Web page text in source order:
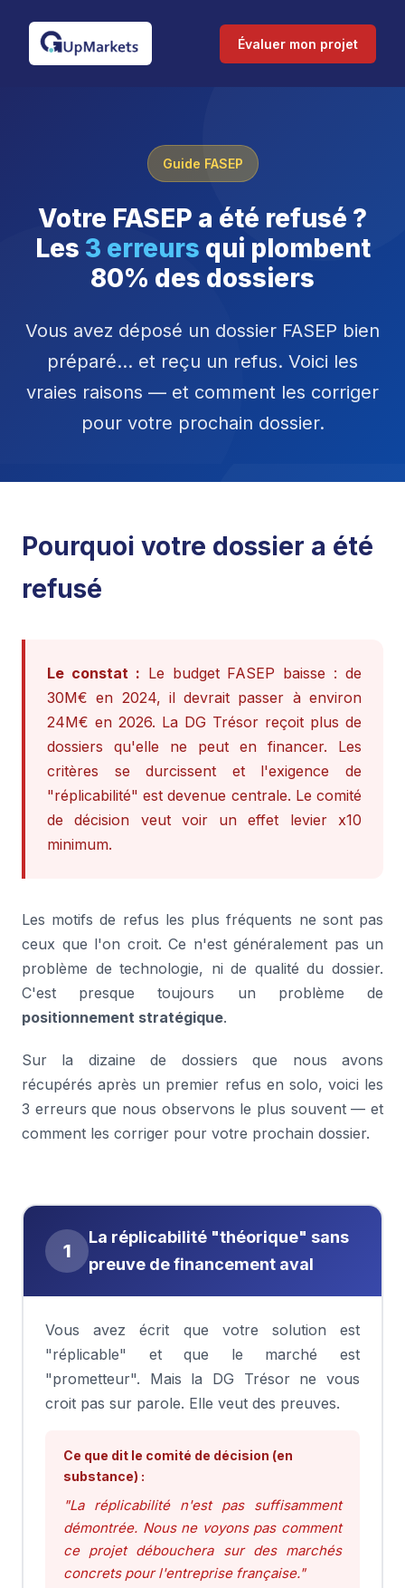
Évaluer mon projet
Guide FASEP
Votre FASEP a été refusé ?
Les 3 erreurs qui plombent
80% des dossiers
Vous avez déposé un dossier FASEP bien
préparé... et reçu un refus. Voici les
vraies raisons — et comment les corriger
pour votre prochain dossier.
Pourquoi votre dossier a été
refusé
Le constat : Le budget FASEP baisse : de
30M€ en 2024, il devrait passer à environ
24M€ en 2026. La DG Trésor reçoit plus de
dossiers qu'elle ne peut en financer. Les
critères se durcissent et l'exigence de
"réplicabilité" est devenue centrale. Le comité
de décision veut voir un effet levier x10
minimum.
Les motifs de refus les plus fréquents ne sont pas
ceux que l'on croit. Ce n'est généralement pas un
problème de technologie, ni de qualité du dossier.
C'est presque toujours un problème de
positionnement stratégique.
Sur la dizaine de dossiers que nous avons
récupérés après un premier refus en solo, voici les
3 erreurs que nous observons le plus souvent — et
comment les corriger pour votre prochain dossier.
1
La réplicabilité "théorique" sans
preuve de financement aval
Vous avez écrit que votre solution est
"réplicable" et que le marché est
"prometteur". Mais la DG Trésor ne vous
croit pas sur parole. Elle veut des preuves.
Ce que dit le comité de décision (en
substance) :
"La réplicabilité n'est pas suffisamment
démontrée. Nous ne voyons pas comment
ce projet débouchera sur des marchés
concrets pour l'entreprise française."